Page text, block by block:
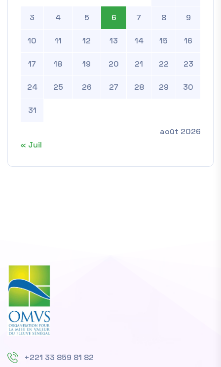
août 2026
3 4 5 6 7 8 9
10 11 12 13 14 15 16
17 18 19 20 21 22 23
24 25 26 27 28 29 30
31
« Juil
+221 33 859 81 82